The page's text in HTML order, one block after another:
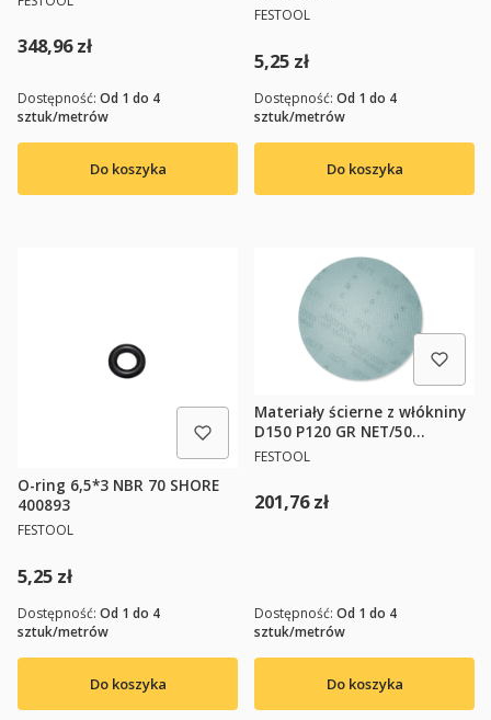
Cena
348,96 zł
Do koszyka
Dostępność: Od 1 do 4
sztuk/metrów
PRODUCENT
FESTOOL
Cena
5,25 zł
Do koszyka
Dostępność: Od 1 do 4
sztuk/metrów
O-ring 6,5*3 NBR 70 SHORE
400893
PRODUCENT
FESTOOL
Cena
5,25 zł
Do koszyka
Dostępność: Od 1 do 4
sztuk/metrów
Materiały ścierne z włókniny
D150 P120 GR NET/50
PRODUCENT
FESTOOL
Cena
201,76 zł
Do koszyka
Dostępność: Od 1 do 4
sztuk/metrów